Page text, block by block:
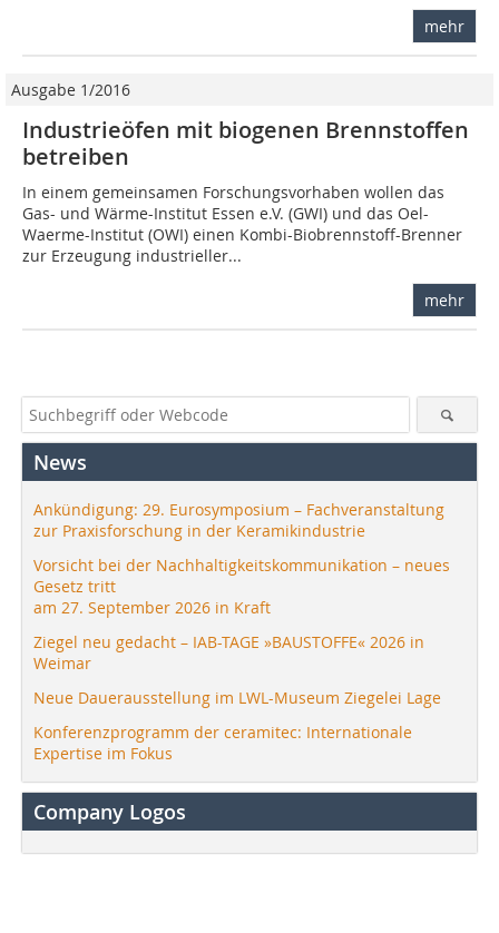
mehr
Ausgabe 1/2016
Industrieöfen mit biogenen Brennstoffen
betreiben
In einem gemeinsamen Forschungsvorhaben wollen das
Gas- und Wärme-Institut Essen e.V. (GWI) und das Oel-
Waerme-Institut (OWI) einen Kombi-Biobrennstoff-Brenner
zur Erzeugung industrieller...
mehr
News
Ankündigung: 29. Eurosymposium – Fachveranstaltung
zur Praxisforschung in der Keramikindustrie
Vorsicht bei der Nachhaltigkeitskommunikation – neues
Gesetz tritt
am 27. September 2026 in Kraft
Ziegel neu gedacht – IAB-TAGE »BAUSTOFFE« 2026 in
Weimar
Neue Dauerausstellung im LWL-Museum Ziegelei Lage
Konferenzprogramm der ceramitec: Internationale
Expertise im Fokus
Company Logos